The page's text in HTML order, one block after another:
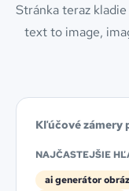
Stránka teraz
text to image,
Kľúčové zámery
NAJČASTEJŠIE
ai generátor